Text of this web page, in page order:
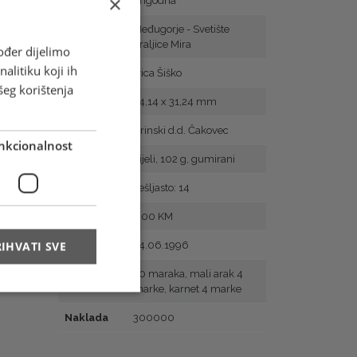
Međugorje - Svetište
Kraljice Mira
Autor Ivica Šiško
Veličina 24,14 x 31,24 mm
Tisak Zrinski d.d. Čakovec
bijeli, 102 g, gumirani
češljasto: 14
3.00 KM
Prvi dan 24.06.1996
30 maraka, mali arak 4
marke, karnet 4 marke
Naklada 300000
dijelimo
koji ih
korištenja
SVE